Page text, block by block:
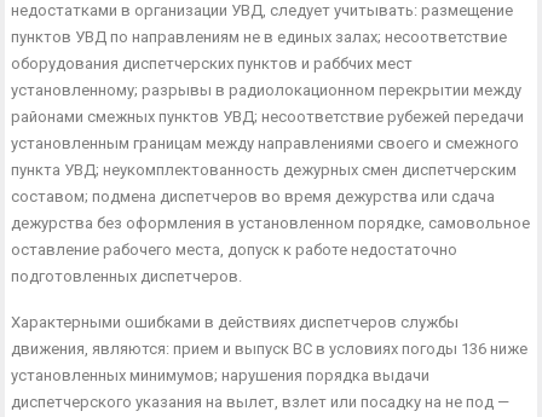
недостатками в организации УВД, следует учитывать: размещение
пунктов УВД по направлениям не в единых залах; несоответствие
оборудования диспетчерских пунктов и раббчих мест
установленному; разрывы в радиолокационном перекры­тии между
районами смежных пунктов УВД; несоответствие ру­бежей передачи
установленным границам между направления­ми своего и смежного
пункта УВД; неукомплектованность де­журных смен диспетчерским
составом; подмена диспетчеров во время дежурства или сдача
дежурства без оформления в уста­новленном порядке, самовольное
оставление рабочего места, до­пуск к работе недостаточно
подготовленных диспетчеров.
Характерными ошибками в действиях диспетчеров службы
движения, являются: прием и выпуск ВС в условиях погоды 136 ниже
установленных минимумов; нарушения порядка выдачи
диспетчерского указания на вылет, взлет или посадку на не под —